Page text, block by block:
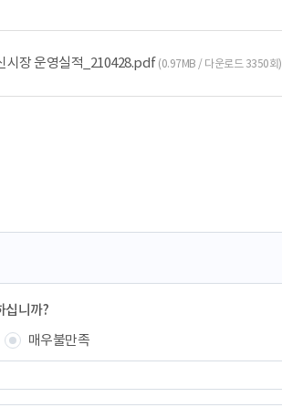
시장 운영실적_210428.pdf(0.97MB / 다운로드 3350회)
십니까?
매우불만족